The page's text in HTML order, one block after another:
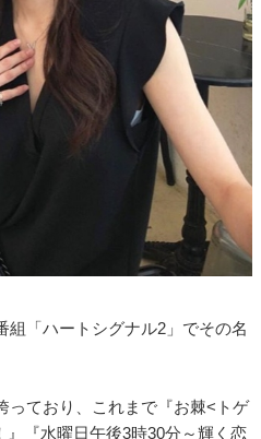
組「ハートシグナル2」でその名
っており、これまで『お棘<トゲ
『水曜日午後3時30分～輝く恋